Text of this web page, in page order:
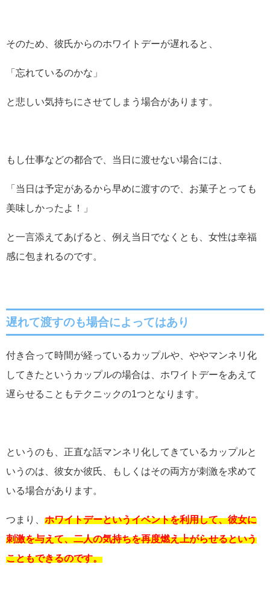
そのため、彼氏からのホワイトデーが遅れると、
「忘れているのかな」
と悲しい気持ちにさせてしまう場合があります。
もし仕事などの都合で、当日に渡せない場合には、
「当日は予定があるから早めに渡すので、お菓子とっても
美味しかったよ！」
と一言添えてあげると、例え当日でなくとも、女性は幸福
感に包まれるのです。
遅れて渡すのも場合によってはあり
付き合って時間が経っているカップルや、ややマンネリ化
してきたというカップルの場合は、ホワイトデーをあえて
遅らせることもテクニックの1つとなります。
というのも、正直な話マンネリ化してきているカップルと
いうのは、彼女か彼氏、もしくはその両方が刺激を求めて
いる場合があります。
つまり、 ホワイトデーというイベントを利用して、彼女に
刺激を与えて、二人の気持ちを再度燃え上がらせるという
こともできるのです。